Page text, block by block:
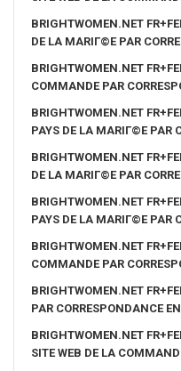
BRIGHTWOMEN.NET
DE LA MARIГ©E PAR
BRIGHTWOMEN.NET
COMMANDE PAR
BRIGHTWOMEN.NET
PAYS DE LA MARIГ©E PAR
BRIGHTWOMEN.NET
DE LA MARIГ©E PAR
BRIGHTWOMEN.NET
PAYS DE LA MARIГ©E PAR
BRIGHTWOMEN.NET
COMMANDE PAR
BRIGHTWOMEN.NET
PAR CORRESPONDANCE
BRIGHTWOMEN.NET
SITE WEB DE LA